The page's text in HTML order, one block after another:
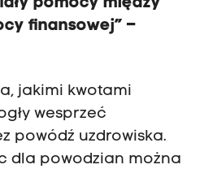
pomocy między
finansowej” –
jakimi kwotami
wesprzeć
powódź uzdrowiska.
dla powodzian można